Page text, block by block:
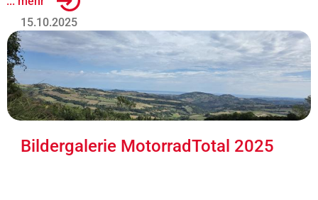
15.10.2025
Bildergalerie MotorradTotal 2025